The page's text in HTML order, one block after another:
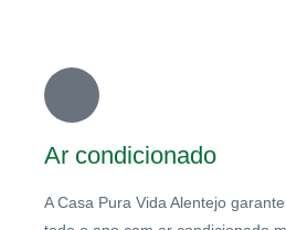
Ar condicionado
A Casa Pura Vida Alentejo